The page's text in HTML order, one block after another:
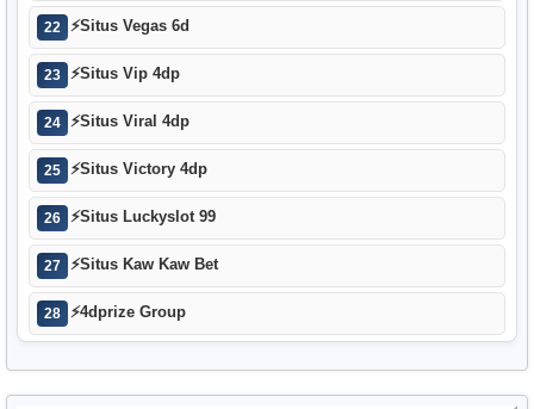
22 ⚡Situs Vegas 6d
23 ⚡Situs Vip 4dp
24 ⚡Situs Viral 4dp
25 ⚡Situs Victory 4dp
26 ⚡Situs Luckyslot 99
27 ⚡Situs Kaw Kaw Bet
28 ⚡4dprize Group